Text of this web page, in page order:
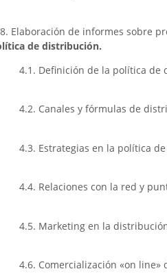
Elaboración de informes sobre
de distribución.
4.1. Definición de la política de
4.2. Canales y fórmulas de
4.3. Estrategias en la política
4.4. Relaciones con la red y
4.5. Marketing en la
4.6. Comercialización «on line»